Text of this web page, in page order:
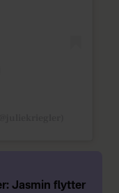
Jasmin flytter